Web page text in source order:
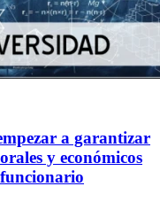
a garantizar
y económicos